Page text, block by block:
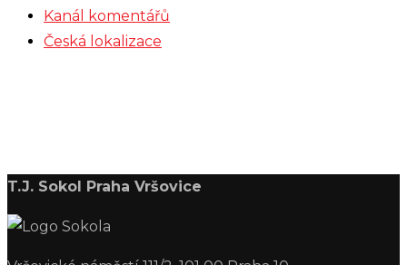
Kanál komentářů
Česká lokalizace
T.J. Sokol Praha Vršovice